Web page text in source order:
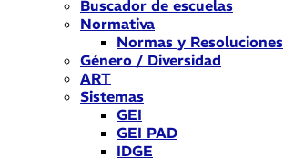
Buscador de escuelas
Normativa
Normas y Resoluciones
Género / Diversidad
ART
Sistemas
GEI
GEI PAD
IDGE